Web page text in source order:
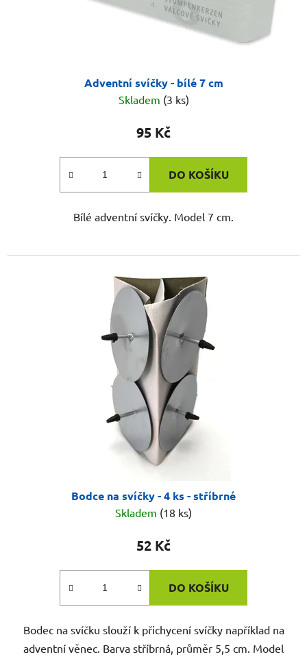
Adventní svíčky - bílé 7 cm
Skladem (3 ks)
95 Kč
DO KOŠÍKU
Bílé adventní svíčky. Model 7 cm.
Bodce na svíčky - 4 ks - stříbrné
Skladem (18 ks)
52 Kč
DO KOŠÍKU
Bodec na svíčku slouží k přichycení svíčky například na
adventní věnec. Barva stříbrná, průměr 5,5 cm. Model